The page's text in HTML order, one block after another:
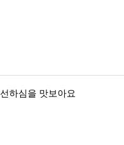
하심을 맛보아요